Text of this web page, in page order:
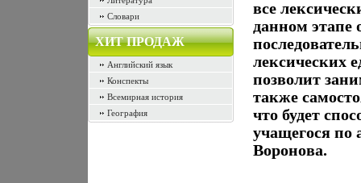
Словари
ХИТ ПРОДАЖ
Английский язык
Конспекты
Всемирная история
География
все
данном этапе
лексических
позволит
также
что будет
учащегося по
Воронова.